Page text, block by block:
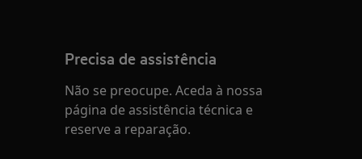
Precisa de assistência
Não se preocupe. Aceda à nossa
página de assistência técnica e
reserve a reparação.